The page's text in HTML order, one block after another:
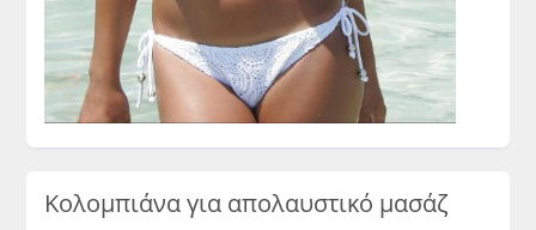
Κολομπιάνα για απολαυστικό μασάζ